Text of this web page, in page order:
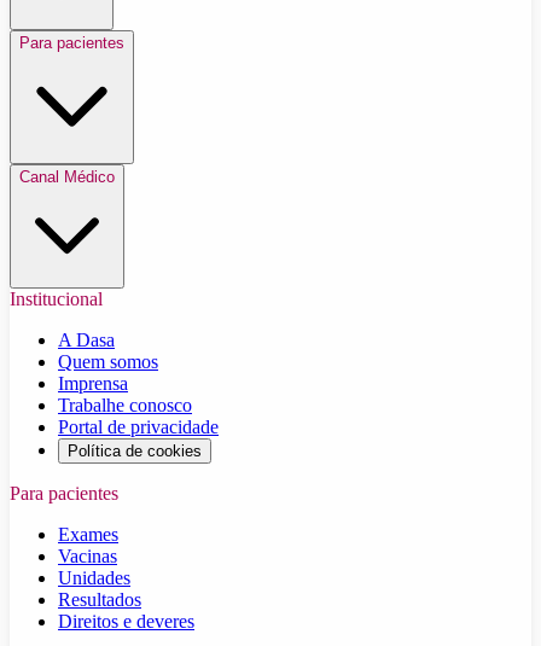
Para pacientes
Canal Médico
Institucional
A Dasa
Quem somos
Imprensa
Trabalhe conosco
Portal de privacidade
Política de cookies
Para pacientes
Exames
Vacinas
Unidades
Resultados
Direitos e deveres